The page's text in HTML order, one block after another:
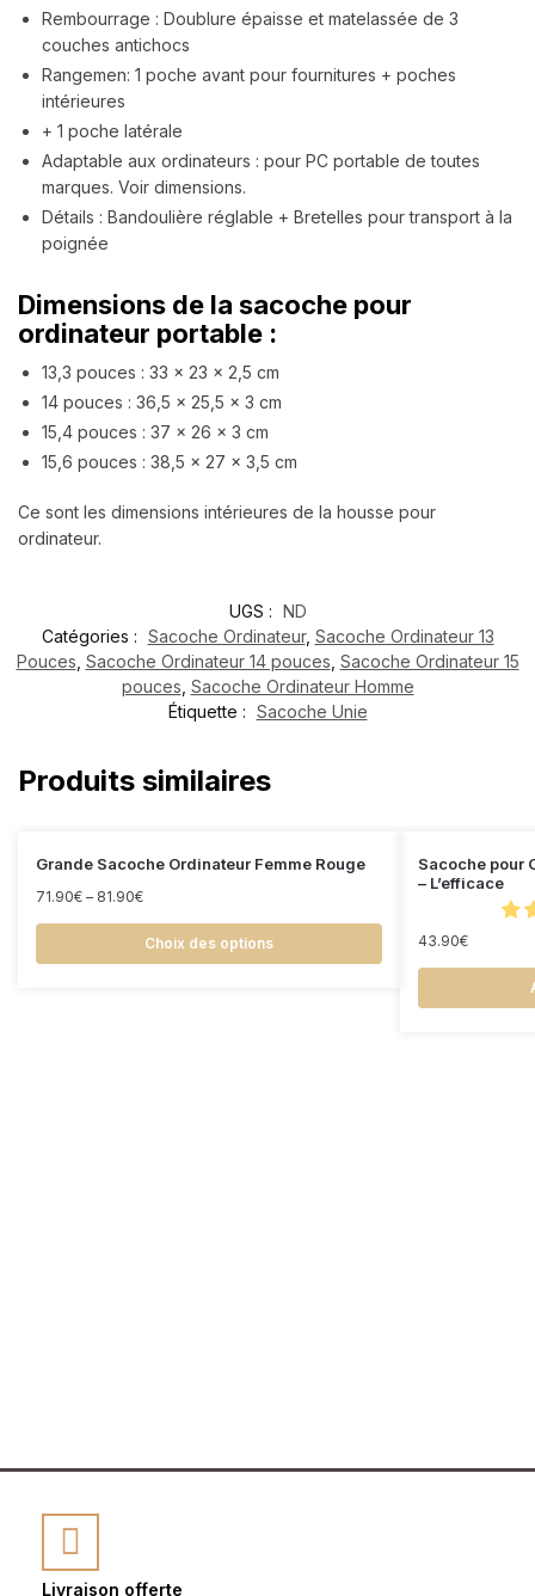
Rembourrage : Doublure épaisse et matelassée de 3
couches antichocs
Rangemen: 1 poche avant pour fournitures + poches
intérieures
+ 1 poche latérale
Adaptable aux ordinateurs : pour PC portable de toutes
marques. Voir dimensions.
Détails : Bandoulière réglable + Bretelles pour transport à la
poignée
Dimensions de la sacoche pour
ordinateur portable :
13,3 pouces : 33 x 23 x 2,5 cm
14 pouces : 36,5 x 25,5 x 3 cm
15,4 pouces : 37 x 26 x 3 cm
15,6 pouces : 38,5 x 27 x 3,5 cm
Ce sont les dimensions intérieures de la housse pour
ordinateur.
UGS : ND
Catégories : Sacoche Ordinateur, Sacoche Ordinateur 13
Pouces, Sacoche Ordinateur 14 pouces, Sacoche Ordinateur 15
pouces, Sacoche Ordinateur Homme
Étiquette : Sacoche Unie
Produits similaires
Grande Sacoche Ordinateur Femme Rouge
71.90€ – 81.90€
Choix des options
Sacoche pour
– L’efficace
43.90€
Livraison offerte